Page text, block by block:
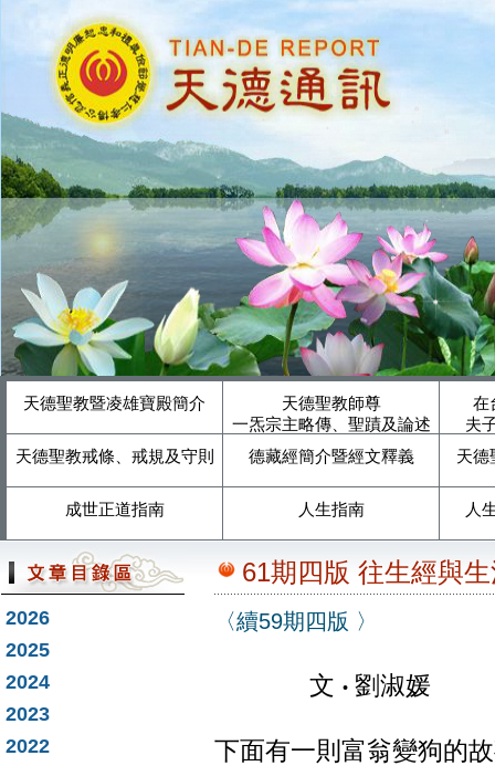
天德聖教暨凌雄寶殿簡介
天德聖教師尊
一炁宗主略傳、聖蹟及論述
在
夫
天德聖教戒條、戒規及守則
德藏經簡介暨經文釋義 天德
成世正道指南 人生指南 人
2026
2025
2024
2023
2022
61期四版 往生經與
〈續59期四版 〉
文 ‧ 劉淑媛
下面有一則富翁變狗的